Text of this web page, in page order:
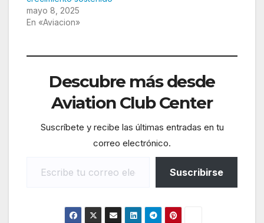
mayo 8, 2025
En «Aviacion»
Descubre más desde
Aviation Club Center
Suscríbete y recibe las últimas entradas en tu
correo electrónico.
Suscribirse